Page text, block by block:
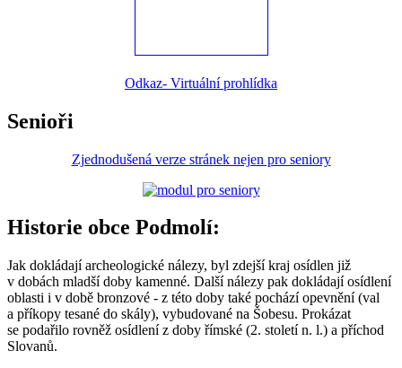
Odkaz- Virtuální prohlídka
Senioři
Zjednodušená verze stránek nejen pro seniory
Historie obce Podmolí:
Jak dokládají archeologické nálezy, byl zdejší kraj osídlen již
v dobách mladší doby kamenné. Další nálezy pak dokládají osídlení
oblasti i v době bronzové - z této doby také pochází opevnění (val
a příkopy tesané do skály), vybudované na Šobesu. Prokázat
se podařilo rovněž osídlení z doby římské (2. století n. l.) a příchod
Slovanů.